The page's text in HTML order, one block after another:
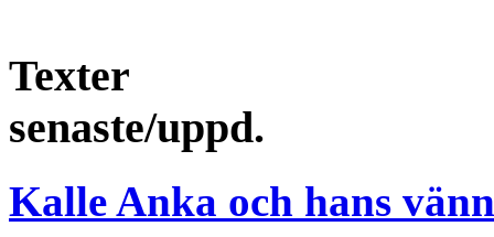
Texter
senaste/uppd.
Kalle Anka och hans